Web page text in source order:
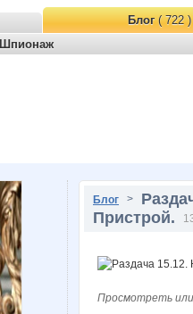
Блог( 722 )
Шпионаж
Блог >
Пристрой.
Просмотреть